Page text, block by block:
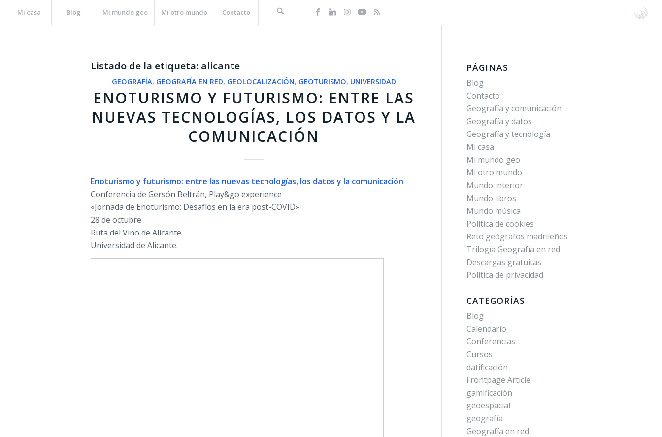
Mi casa Blog Mi mundo geo Mi otro mundo Contacto
Listado de la etiqueta: alicante
GEOGRAFÍA, GEOGRAFÍA EN RED, GEOLOCALIZACIÓN, GEOTURISMO, UNIVERSIDAD
ENOTURISMO Y FUTURISMO: ENTRE LAS
NUEVAS TECNOLOGÍAS, LOS DATOS Y LA
COMUNICACIÓN
Enoturismo y futurismo: entre las nuevas tecnologías, los datos y la comunicación
Conferencia de Gersón Beltrán, Play&go experience
«Jornada de Enoturismo: Desafíos en la era post-COVID»
28 de octubre
Ruta del Vino de Alicante
Universidad de Alicante.
PÁGINAS
Blog
Contacto
Geografía y comunicación
Geografía y datos
Geografía y tecnología
Mi casa
Mi mundo geo
Mi otro mundo
Mundo interior
Mundo libros
Mundo música
Política de cookies
Reto geógrafos madrileños
Trilogía Geografía en red
Descargas gratuitas
Política de privacidad
CATEGORÍAS
Blog
Calendario
Conferencias
Cursos
datificación
Frontpage Article
gamificación
geoespacial
geografía
Geografía en red